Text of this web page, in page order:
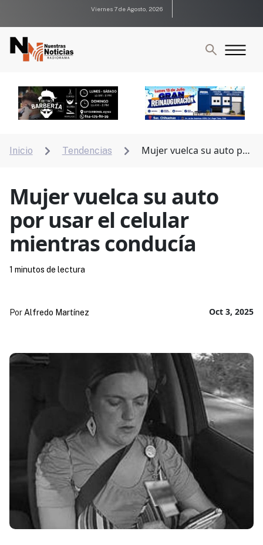
Viernes 7 de Agosto, 2026
Inicio  Tendencias 
Mujer vuelca su auto por
Mujer vuelca su auto
por usar el celular
mientras conducía
Oct 3, 2025
Por Alfredo Martínez
1 minutos de lectura